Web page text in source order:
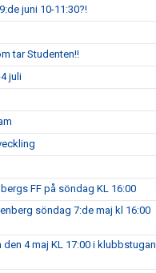
juni 10-11:30?!
tar Studenten!!
juli
FF på söndag KL 16:00
söndag 7:de maj kl 16:00
4 maj KL 17:00 i klubbstugan